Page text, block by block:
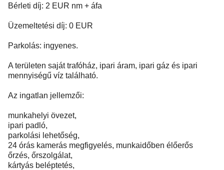
Bérleti díj: 2 EUR nm + áfa
Üzemeltetési díj: 0 EUR
Parkolás: ingyenes.
A területen saját trafóház, ipari áram, ipari gáz és ipari
mennyiségű víz található.
Az ingatlan jellemzői:
munkahelyi övezet,
ipari padló,
parkolási lehetőség,
24 órás kamerás megfigyelés, munkaidőben élőerős
őrzés, őrszolgálat,
kártyás beléptetés,